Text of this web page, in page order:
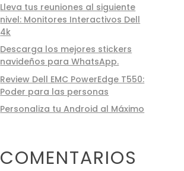
Lleva tus reuniones al siguiente
nivel: Monitores Interactivos Dell
4k
Descarga los mejores stickers
navideños para WhatsApp.
Review Dell EMC PowerEdge T550:
Poder para las personas
Personaliza tu Android al Máximo
COMENTARIOS